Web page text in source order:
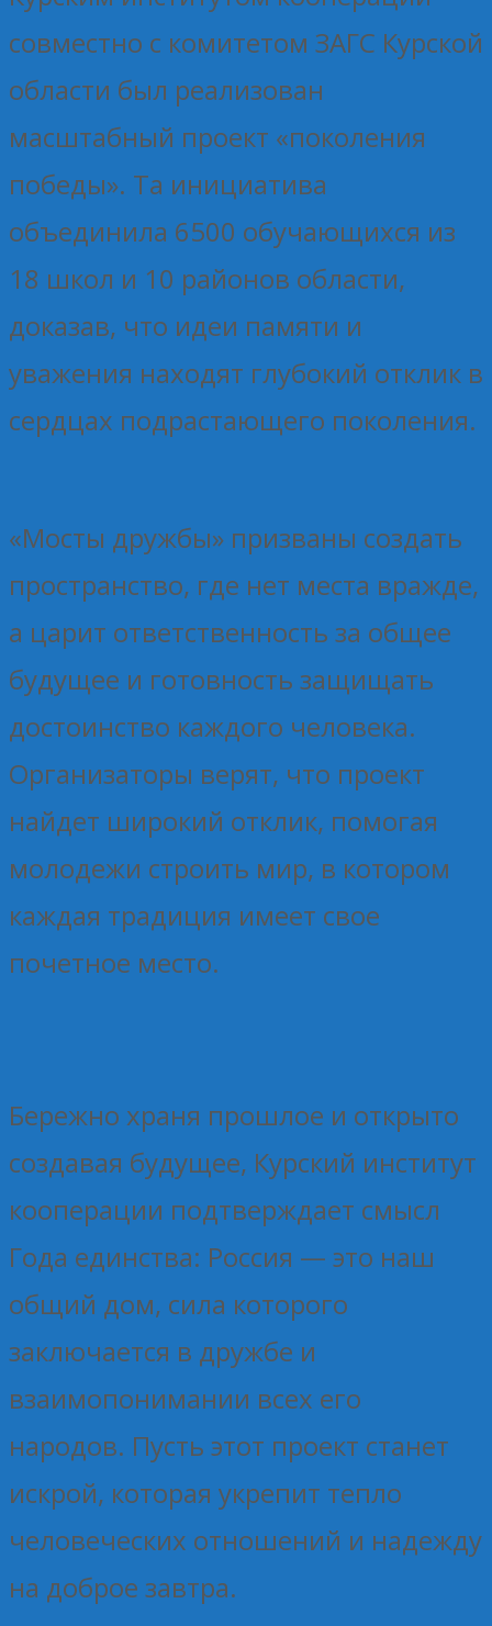
совместно с комитетом ЗАГС Курской
области был реализован
масштабный проект «поколения
победы». Та инициатива
объединила 6500 обучающихся из
18 школ и 10 районов области,
доказав, что идеи памяти и
уважения находят глубокий отклик в
сердцах подрастающего поколения.
«Мосты дружбы» призваны создать
пространство, где нет места вражде,
а царит ответственность за общее
будущее и готовность защищать
достоинство каждого человека.
Организаторы верят, что проект
найдет широкий отклик, помогая
молодежи строить мир, в котором
каждая традиция имеет свое
почетное место.
Бережно храня прошлое и открыто
создавая будущее, Курский институт
кооперации подтверждает смысл
Года единства: Россия — это наш
общий дом, сила которого
заключается в дружбе и
взаимопонимании всех его
народов. Пусть этот проект станет
искрой, которая укрепит тепло
человеческих отношений и надежду
на доброе завтра.